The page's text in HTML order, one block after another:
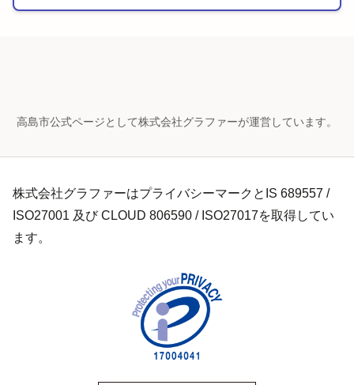
高島市公式ページとして株式会社グラファーが運営しています。
株式会社グラファーはプライバシーマークとIS 689557 /
ISO27001 及び CLOUD 806590 / ISO27017を取得してい
ます。